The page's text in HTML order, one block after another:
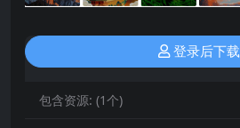
登录后下载
包含资源: (1个)